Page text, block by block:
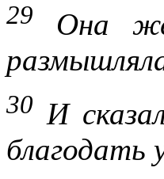
29
Она
30 И
благодать